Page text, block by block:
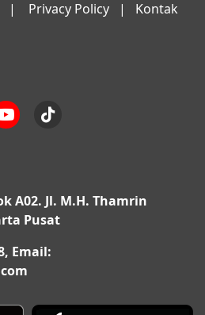
| Privacy Policy | Kontak
A02. Jl. M.H. Thamrin
Pusat
Email: